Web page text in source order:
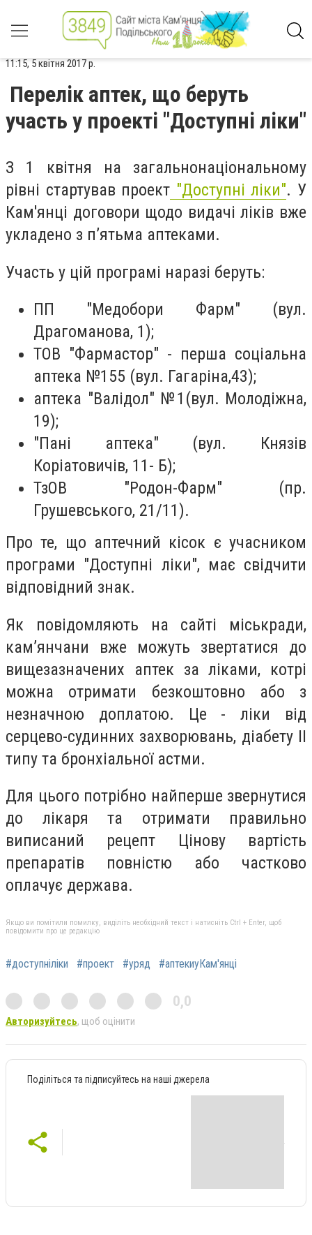
11:15, 5 квітня 2017 р.
Перелік аптек, що беруть
участь у проекті "Доступні ліки"
З 1 квітня на загальнонаціональному
рівні стартував проект "Доступні ліки". У
Кам'янці договори щодо видачі ліків вже
укладено з п’ятьма аптеками.
Участь у цій програмі наразі беруть:
ПП "Медобори Фарм" (вул.
Драгоманова, 1);
ТОВ "Фармастор" - перша соціальна
аптека №155 (вул. Гагаріна,43);
аптека "Валідол" №1(вул. Молодіжна,
19);
"Пані аптека" (вул. Князів
Коріатовичів, 11- Б);
ТзОВ "Родон-Фарм" (пр.
Грушевського, 21/11).
Про те, що аптечний кісок є учасником
програми "Доступні ліки", має свідчити
відповідний знак.
Як повідомляють на сайті міськради,
кам’янчани вже можуть звертатися до
вищезазначених аптек за ліками, котрі
можна отримати безкоштовно або з
незначною доплатою. Це - ліки від
серцево-судинних захворювань, діабету ІІ
типу та бронхіальної астми.
Для цього потрібно найперше звернутися
до лікаря та отримати правильно
виписаний рецепт Цінову вартість
препаратів повністю або частково
оплачує держава.
Якщо ви помітили помилку, виділіть необхідний текст і натисніть Ctrl + Enter, щоб
повідомити про це редакцію
#доступніліки #проект #уряд #аптекиуКам'янці
0,0
Авторизуйтесь, щоб оцінити
Поділіться та підписуйтесь на наші джерела